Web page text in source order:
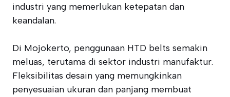
industri yang memerlukan ketepatan dan
keandalan.
Di Mojokerto, penggunaan HTD belts semakin
meluas, terutama di sektor industri manufaktur.
Fleksibilitas desain yang memungkinkan
penyesuaian ukuran dan panjang membuat